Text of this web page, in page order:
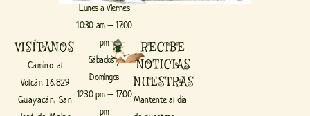
VISÍTANOS
Camino al
Volcán 16.829
Guayacán, San
Lunes a Viernes
10:30 am – 17:00
pm
Sábados y
Domingos
12:30 pm – 17:00
pm
RECIBE
NOTICIAS
NUESTRAS
Mantente al día